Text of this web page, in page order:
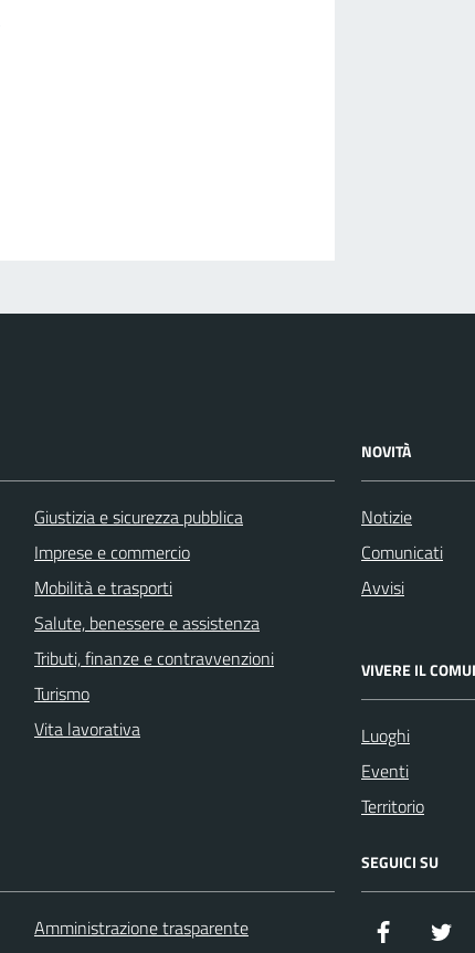
Giustizia e sicurezza pubblica
Imprese e commercio
Mobilità e trasporti
Salute, benessere e assistenza
Tributi, finanze e contravvenzioni
Turismo
Vita lavorativa
NOVITÀ
Notizie
Comunicati
Avvisi
VIVERE IL
Luoghi
Eventi
Territorio
Amministrazione trasparente
SEGUICI SU
Facebook